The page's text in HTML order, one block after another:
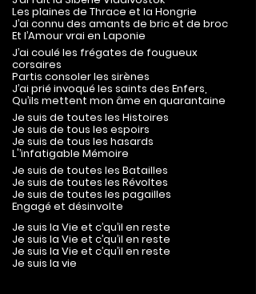
Les plaines de Thrace et la Hongrie
J’ai connu des amants de bric et de broc
Et l’Amour vrai en Laponie
J’ai couléles frégates de fougueux
corsaires
Partis consoler les sirènes
J’ai priéinvoqué les saints des Enfers,
Qu’ils mettent mon âme en quarantaine
Je suis de toutes les Histoires
Je suis de tous les espoirs
Je suis de tous les hasards
L'’infatigable Mémoire
Je suis de toutes les Batailles
Je suis de toutes les Révoltes
Je suis de toutes les pagailles
Engagé et désinvolte
Je suis la Vie et c’qu’il en reste
Je suis la Vie et c’qu’il en reste
Je suis la Vie et c’qu’il en reste
Je suis la vie